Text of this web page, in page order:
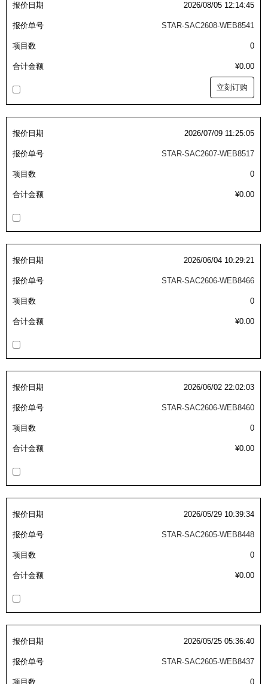
报价日期 2026/08/05 12:14:45
报价单号 STAR-SAC2608-WEB8541
项目数 0
合计金额 ¥0.00
立刻订购
报价日期 2026/07/09 11:25:05
报价单号 STAR-SAC2607-WEB8517
项目数 0
合计金额 ¥0.00
报价日期 2026/06/04 10:29:21
报价单号 STAR-SAC2606-WEB8466
项目数 0
合计金额 ¥0.00
报价日期 2026/06/02 22:02:03
报价单号 STAR-SAC2606-WEB8460
项目数 0
合计金额 ¥0.00
报价日期 2026/05/29 10:39:34
报价单号 STAR-SAC2605-WEB8448
项目数 0
合计金额 ¥0.00
报价日期 2026/05/25 05:36:40
报价单号 STAR-SAC2605-WEB8437
项目数 0
水口夹具 (83)
机能夹具 (53)
缓冲材料 (7)
吸着
吸盘 (356)
吸着金具 (120)
其他真空配件 (42)
吸盘
吸盘(嵌入式) (52)
吸盘(螺丝固定式) (6)
吸盘(自由式&十字&蛇纹) (17)
吸盘(TR&TRN) (63)
吸盘(附海绵) (10)
吸盘(附EP海绵) (6)
吸盘用配件(EP海绵、静电消除片)
(12)
带金具吸盘(扁平真空式) (30)
带金具吸盘(长圆式) (16)
带金具吸盘(波纹管式1.5段) (19)
带金具吸盘(波纹管式2.5段) (20)
吸盘(薄钢板用) (7)
交换用吸盘 (85)
吸着金具
吸着金具(细微型、微型) (30)
吸着金具(小型) (25)
吸着金具(大型) (8)
防转式金具(连接用、角度调整、
固定式/微型气缸用/调整器(其他)
(16)
其他真空配件
吸盘套吸盘 (18)
真空发生器、过滤器、确认阀 (14)
剪切
气剪 (171)
框架・模组
(14)
连接块/支架 (160)
基础框架 (47)
吸着框架 (8)
夹取模组 (28)
限位模组 (8)
铝材端盖 (3)
连接块组件 (5)
连接块 (16)
支架 (3)
连接板 (14)
垫块・垫片 (2)
螺母 (10)
夹取模组 (24)
限位模组 (4)
立体框架SUS方钢・方钢端盖・
连接金具 (15)
标准夹具 (7)
配管部品・传感器
配管部品・传感器 (154)
其它商品 (20)
配管部品・传感器
汇流板 (8)
接头 (49)
垫圈・气管接头・微型接头 (12)
气管・衬套 (24)
气管剪刀・扎带・固定座 (9)
STAR传感器 (0)
限位开关 (2)
微型开关・限位开关 (6)
L型安装版(限位开关用) (4)
自动开关(有接点・无接点) (1)
光电传感器 (2)
其它商品
螺丝・螺母・垫片 (12)
其它非目录商品 (8)
轻量化·树脂部品
轻量化·树脂部品(微型气缸) (2)
轻量化·树脂部品(吸着金具小型)
(8)
手动型快速交换用夹具
自动交换系统
自动型快速交换用夹具
矩形气缸
微型气缸用配件
矩形气缸用配件
水口夹具
机能夹具
缓冲材料
吸盘(嵌入式)